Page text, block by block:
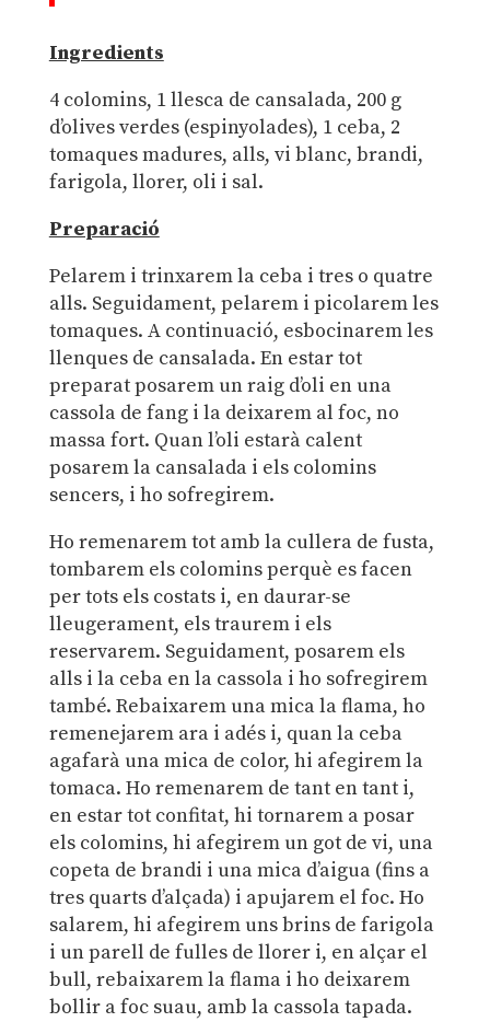
Ingredients
4 colomins, 1 llesca de cansalada, 200 g
d’olives verdes (espinyolades), 1 ceba, 2
tomaques madures, alls, vi blanc, brandi,
farigola, llorer, oli i sal.
Preparació
Pelarem i trinxarem la ceba i tres o quatre
alls. Seguidament, pelarem i picolarem les
tomaques. A continuació, esbocinarem les
llenques de cansalada. En estar tot
preparat posarem un raig d’oli en una
cassola de fang i la deixarem al foc, no
massa fort. Quan l’oli estarà calent
posarem la cansalada i els colomins
sencers, i ho sofregirem.
Ho remenarem tot amb la cullera de fusta,
tombarem els colomins perquè es facen
per tots els costats i, en daurar-se
lleugerament, els traurem i els
reservarem. Seguidament, posarem els
alls i la ceba en la cassola i ho sofregirem
també. Rebaixarem una mica la flama, ho
remenejarem ara i adés i, quan la ceba
agafarà una mica de color, hi afegirem la
tomaca. Ho remenarem de tant en tant i,
en estar tot confitat, hi tornarem a posar
els colomins, hi afegirem un got de vi, una
copeta de brandi i una mica d’aigua (fins a
tres quarts d’alçada) i apujarem el foc. Ho
salarem, hi afegirem uns brins de farigola
i un parell de fulles de llorer i, en alçar el
bull, rebaixarem la flama i ho deixarem
bollir a foc suau, amb la cassola tapada.